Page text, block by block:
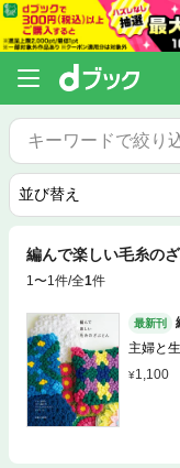
編んで楽しい毛糸の
1〜1件/全1件
最新刊
主婦と
1,100